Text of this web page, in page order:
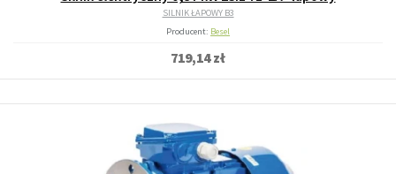
SILNIK ŁAPOWY B3
Producent: Besel
719,14 zł